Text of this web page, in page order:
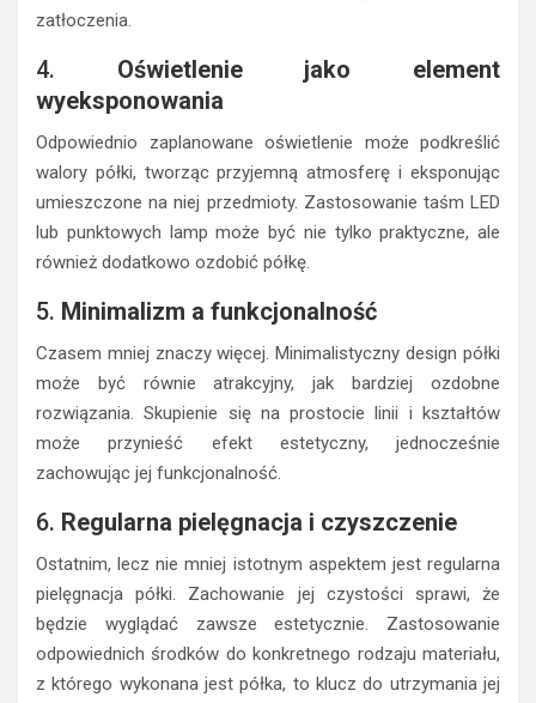
zatłoczenia.
4. Oświetlenie jako element
wyeksponowania
Odpowiednio zaplanowane oświetlenie może podkreślić
walory półki, tworząc przyjemną atmosferę i eksponując
umieszczone na niej przedmioty. Zastosowanie taśm LED
lub punktowych lamp może być nie tylko praktyczne, ale
również dodatkowo ozdobić półkę.
5. Minimalizm a funkcjonalność
Czasem mniej znaczy więcej. Minimalistyczny design półki
może być równie atrakcyjny, jak bardziej ozdobne
rozwiązania. Skupienie się na prostocie linii i kształtów
może przynieść efekt estetyczny, jednocześnie
zachowując jej funkcjonalność.
6. Regularna pielęgnacja i czyszczenie
Ostatnim, lecz nie mniej istotnym aspektem jest regularna
pielęgnacja półki. Zachowanie jej czystości sprawi, że
będzie wyglądać zawsze estetycznie. Zastosowanie
odpowiednich środków do konkretnego rodzaju materiału,
z którego wykonana jest półka, to klucz do utrzymania jej